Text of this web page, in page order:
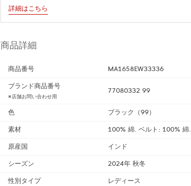
詳細はこちら
商品詳細
商品番号
MA1658EW33336
ブランド商品番号
※店舗お問い合わせ用
77080332 99
色
ブラック（99）
素材
100% 綿. ベルト: 100% 綿.
原産国
インド
シーズン
2024年 秋冬
性別タイプ
レディース